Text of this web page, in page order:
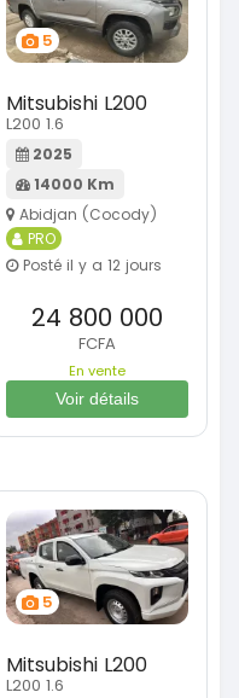
5
Mitsubishi L200
L200 1.6
2025
14000 Km
Abidjan (Cocody)
PRO
Posté il y a 12 jours
24 800 000
FCFA
En vente
Voir détails
5
Mitsubishi L200
L200 1.6